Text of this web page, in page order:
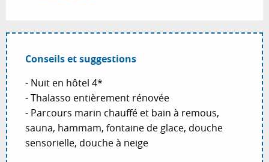
Conseils et suggestions
- Nuit en hôtel 4*
- Thalasso entièrement rénovée
- Parcours marin chauffé et bain à remous,
sauna, hammam, fontaine de glace, douche
sensorielle, douche à neige